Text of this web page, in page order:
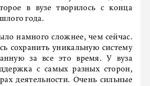
в вузе творилось с конца
года.
намного сложнее, чем сейчас.
сохранить уникальную систему
за все это время. У вуза
с самых разных сторон,
деятельности. Очень сильные